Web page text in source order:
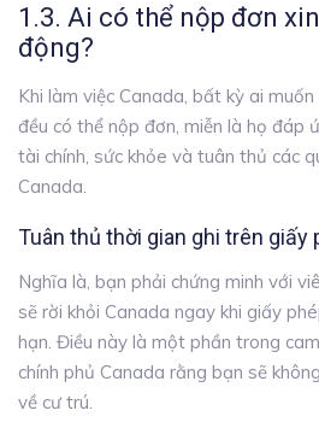
1.3. Ai có thể nộp đơn
động?
Khi làm việc Canada, bất kỳ ai
đều có thể nộp đơn, miễn là họ đáp
tài chính, sức khỏe và tuân thủ các
Canada.
Tuân thủ thời gian ghi trên giấy
Nghĩa là, bạn phải chứng minh với
sẽ rời khỏi Canada ngay khi giấy
hạn. Điều này là một phần trong
chính phủ Canada rằng bạn sẽ
về cư trú.